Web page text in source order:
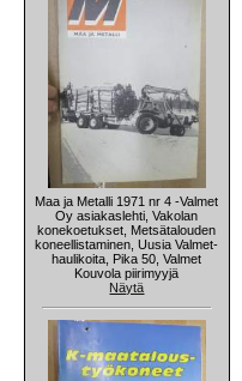
Maa ja Metalli 1971 nr 4 -Valmet
Oy asiakaslehti, Vakolan
konekoetukset, Metsätalouden
koneellistaminen, Uusia Valmet-
haulikoita, Pika 50, Valmet
Kouvola piirimyyjä
Näytä